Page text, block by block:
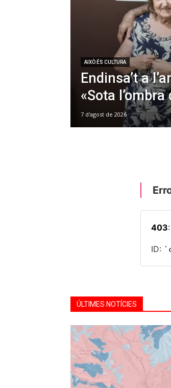
AIXÒ ÉS CULTURA
Endinsa’t a
«Sota l’ombra
7 d'agost de 2026
ÚLTIMES NOTÍCIES